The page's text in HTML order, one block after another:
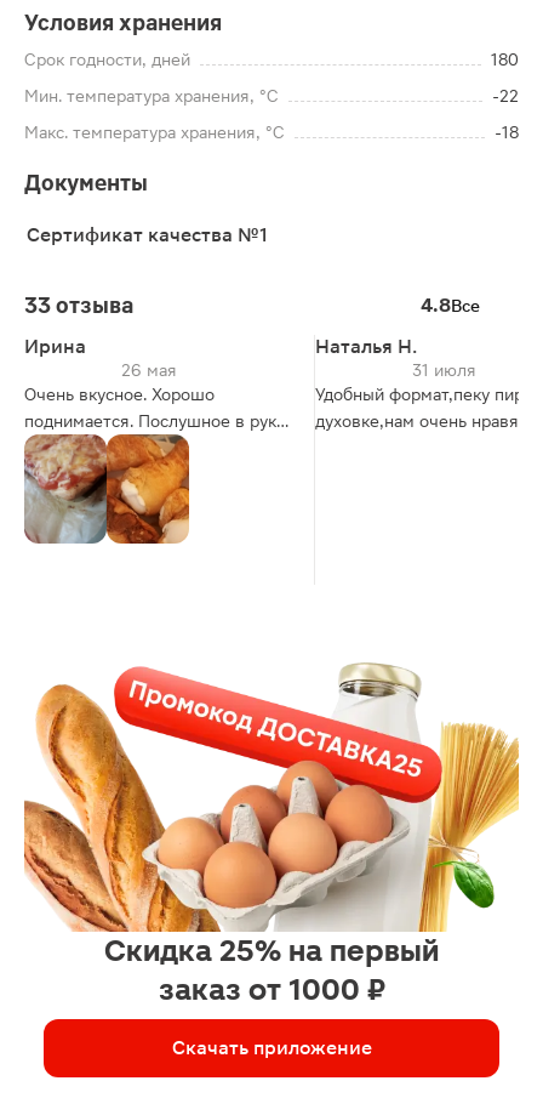
Условия хранения
Срок годности, дней
180
Мин. температура хранения, °C
-22
Макс. температура хранения, °C
-18
Документы
Сертификат качества №1
33 отзыва 4.8Все
Ирина
26 мая
Очень вкусное. Хорошо
поднимается. Послушное в руках
☺️
Наталья Н.
31 июля
Удобный формат,пеку
духовке,нам очень
Скидка 25% на первый
заказ от 1000 ₽
Скачать приложение